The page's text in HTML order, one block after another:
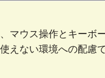
マウス操作とキーボ
えない環境への配慮